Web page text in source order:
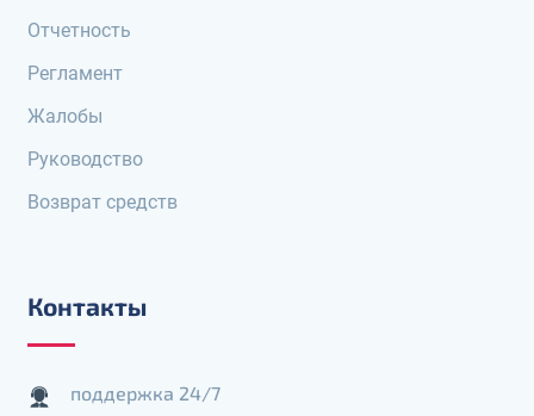
Отчетность
Регламент
Жалобы
Руководство
Возврат средств
Контакты
поддержка 24/7